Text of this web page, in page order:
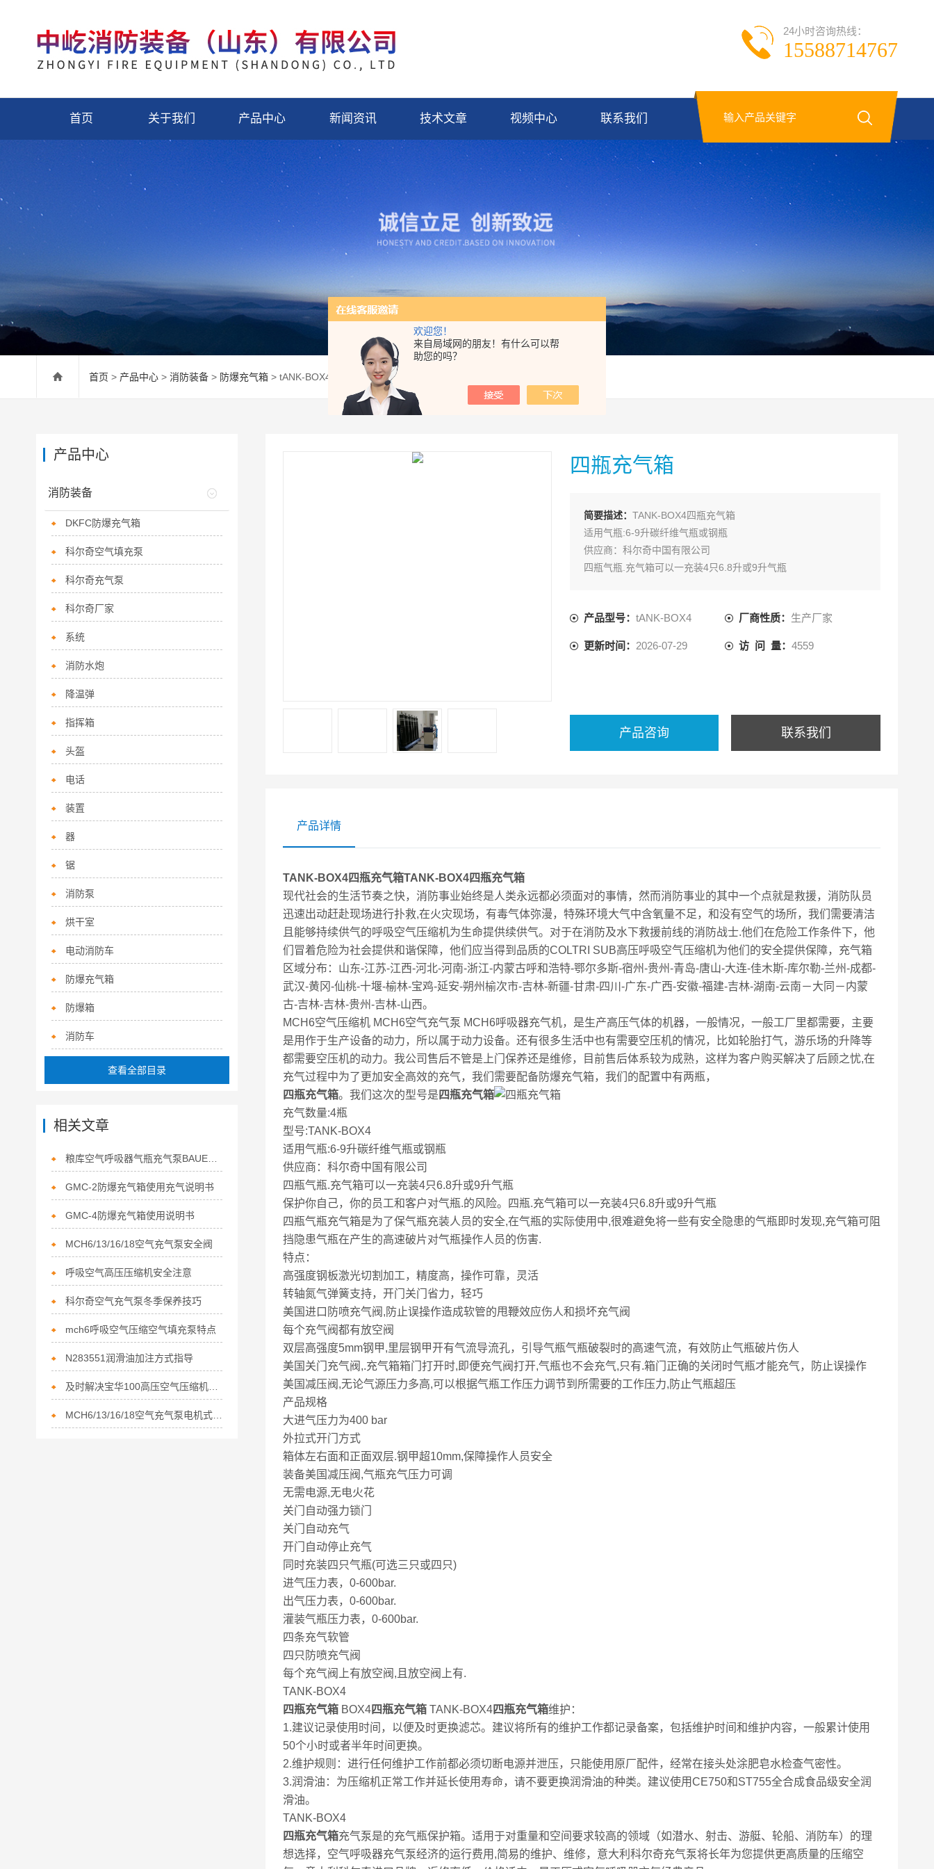
欢迎您！
来自局域网的朋友！有什么可以帮
助您的吗？
24小时咨询热线：
15588714767
首页 关于我们 产品中心 新闻资讯 技术文章 视频中心 联系我们
首页 > 产品中心 > 消防装备 > 防爆充气箱 > tANK-BOX4四瓶充气箱
四瓶充气箱
简要描述： TANK-BOX4四瓶充气箱
适用气瓶:6-9升碳纤维气瓶或钢瓶
供应商：科尔奇中国有限公司
四瓶气瓶.充气箱可以一充装4只6.8升或9升气瓶
四瓶气瓶充气箱是为了保气瓶充装人员的安全,在气瓶的实际使用
产品型号： tANK-BOX4 厂商性质： 生产厂家
更新时间： 2026-07-29 访 问 量：4559
产品咨询 联系我们
产品详情
TANK-BOX4四瓶充气箱TANK-BOX4四瓶充气箱
现代社会的生活节奏之快，消防事业始终是人类永远都必须面对的事情，然而消防事业的其中一个点就是救援，消防队员
迅速出动赶赴现场进行扑救,在火灾现场，有毒气体弥漫，特殊环境大气中含氧量不足，和没有空气的场所，我们需要清洁
且能够持续供气的呼吸空气压缩机为生命提供续供气。对于在消防及水下救援前线的消防战士.他们在危险工作条件下，他
们冒着危险为社会提供和谐保障，他们应当得到品质的COLTRI SUB高压呼吸空气压缩机为他们的安全提供保障，充气箱
区域分布：山东-江苏-江西-河北-河南-浙江-内蒙古呼和浩特-鄂尔多斯-宿州-贵州-青岛-唐山-大连-佳木斯-库尔勒-兰州-成都-
武汉-黄冈-仙桃-十堰-榆林-宝鸡-延安-朔州榆次市-吉林-新疆-甘肃-四川-广东-广西-安徽-福建-吉林-湖南-云南－大同－内蒙
古-吉林-吉林-贵州-吉林-山西。
MCH6空气压缩机 MCH6空气充气泵 MCH6呼吸器充气机，是生产高压气体的机器，一般情况，一般工厂里都需要，主要
是用作于生产设备的动力，所以属于动力设备。还有很多生活中也有需要空压机的情况，比如轮胎打气，游乐场的升降等
都需要空压机的动力。我公司售后不管是上门保养还是维修，目前售后体系较为成熟，这样为客户购买解决了后顾之忧,在
充气过程中为了更加安全高效的充气，我们需要配备防爆充气箱，我们的配置中有两瓶，
四瓶充气箱。我们这次的型号是 四瓶充气箱
充气数量:4瓶
型号:TANK-BOX4
适用气瓶:6-9升碳纤维气瓶或钢瓶
供应商：科尔奇中国有限公司
四瓶气瓶.充气箱可以一充装4只6.8升或9升气瓶
保护你自己，你的员工和客户对气瓶.的风险。四瓶.充气箱可以一充装4只6.8升或9升气瓶
四瓶气瓶充气箱是为了保气瓶充装人员的安全,在气瓶的实际使用中,很难避免将一些有安全隐患的气瓶即时发现,充气箱可阻
挡隐患气瓶在产生的高速破片对气瓶操作人员的伤害.
特点：
高强度钢板激光切割加工，精度高，操作可靠，灵活
转轴氮气弹簧支持，开门关门省力，轻巧
美国进口防喷充气阀,防止误操作造成软管的甩鞭效应伤人和损坏充气阀
每个充气阀都有放空阀
双层高强度5mm钢甲,里层钢甲开有气流导流孔，引导气瓶气瓶破裂时的高速气流，有效防止气瓶破片伤人
美国关门充气阀,.充气箱箱门打开时,即便充气阀打开,气瓶也不会充气,只有.箱门正确的关闭时气瓶才能充气，防止误操作
美国减压阀,无论气源压力多高,可以根据气瓶工作压力调节到所需要的工作压力,防止气瓶超压
产品规格
大进气压力为400 bar
外拉式开门方式
箱体左右面和正面双层.钢甲超10mm,保障操作人员安全
装备美国减压阀,气瓶充气压力可调
无需电源,无电火花
关门自动强力锁门
关门自动充气
开门自动停止充气
同时充装四只气瓶(可选三只或四只)
进气压力表，0-600bar.
出气压力表，0-600bar.
灌装气瓶压力表，0-600bar.
四条充气软管
四只防喷充气阀
每个充气阀上有放空阀,且放空阀上有.
TANK-BOX4
四瓶充气箱 BOX4四瓶充气箱 TANK-BOX4四瓶充气箱维护：
1.建议记录使用时间，以便及时更换滤芯。建议将所有的维护工作都记录备案，包括维护时间和维护内容，一般累计使用
50个小时或者半年时间更换。
2.维护规则：进行任何维护工作前都必须切断电源并泄压，只能使用原厂配件，经常在接头处涂肥皂水检查气密性。
3.润滑油：为压缩机正常工作并延长使用寿命，请不要更换润滑油的种类。建议使用CE750和ST755全合成食品级安全润
滑油。
TANK-BOX4
四瓶充气箱充气泵是的充气瓶保护箱。适用于对重量和空间要求较高的领域（如潜水、射击、游艇、轮船、消防车）的理
想选择，空气呼吸器充气泵经济的运行费用,简易的维护、维修，意大利科尔奇充气泵将长年为您提供更高质量的压缩空
产品中心
消防装备
DKFC防爆充气箱
科尔奇空气填充泵
科尔奇充气泵
科尔奇厂家
系统
消防水炮
降温弹
指挥箱
头盔
电话
装置
器
锯
消防泵
烘干室
电动消防车
防爆充气箱
防爆箱
消防车
查看全部目录
相关文章
粮库空气呼吸器气瓶充气泵BAUER宝华JII空压机
GMC-2防爆充气箱使用充气说明书
GMC-4防爆充气箱使用说明书
MCH6/13/16/18空气充气泵安全阀
呼吸空气高压压缩机安全注意
科尔奇空气充气泵冬季保养技巧
mch6呼吸空气压缩空气填充泵特点
N283551润滑油加注方式指导
及时解决宝华100高压空气压缩机故障是保障供气安全的核心
MCH6/13/16/18空气充气泵电机式呼吸压缩机用途